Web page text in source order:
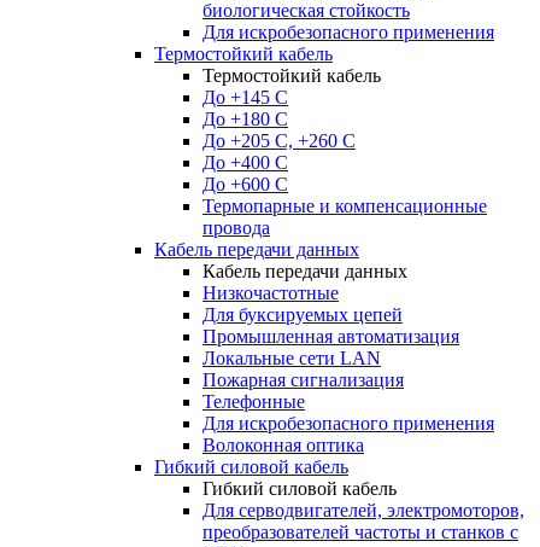
биологическая стойкость
Для искробезопасного применения
Термостойкий кабель
Термостойкий кабель
До +145 С
До +180 C
До +205 С, +260 С
До +400 C
До +600 С
Термопарные и компенсационные
провода
Кабель передачи данных
Кабель передачи данных
Низкочастотные
Для буксируемых цепей
Промышленная автоматизация
Локальные сети LAN
Пожарная сигнализация
Телефонные
Для искробезопасного применения
Волоконная оптика
Гибкий силовой кабель
Гибкий силовой кабель
Для серводвигателей, электромоторов,
преобразователей частоты и станков с